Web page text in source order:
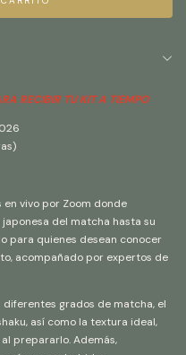
RECIBIR TU KIT A TIEMPO
en vivo por Zoom donde
del matcha hasta su
para quienes desean conocer
acompañado por expertos de
grados de matcha, el
así como la textura ideal,
prepararlo. Además,